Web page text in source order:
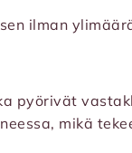
ilman
pyörivät
mikä